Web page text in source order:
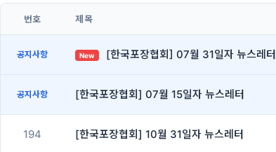
번호 제목
공지사항 New [한국포장협회] 07월 31일자 뉴스레터
공지사항 [한국포장협회] 07월 15일자 뉴스레터
194 [한국포장협회] 10월 31일자 뉴스레터